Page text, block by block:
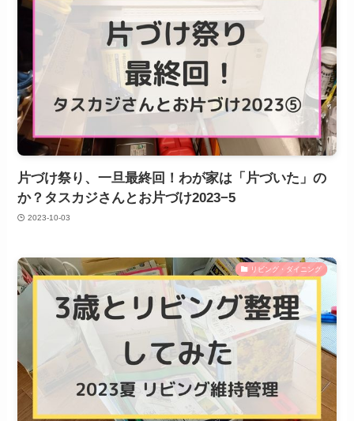
片づけ祭り、一旦最終回！わが家は「片づいた」の
か？タスカジさんとお片づけ2023−5
2023-10-03
リビング・ダイニング